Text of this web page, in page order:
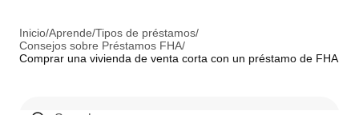
Inicio/Aprende/Tipos de préstamos/
Consejos sobre Préstamos FHA/
Comprar una vivienda de venta corta con un préstamo de FHA